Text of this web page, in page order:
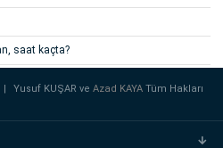
saat kaçta?
| Yusuf KUŞAR veAzad KAYATüm Hakları